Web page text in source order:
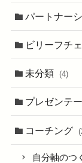
パートナー
ビリーフチ
未分類 (4)
プレゼンテ
コーチング
自分軸のつ